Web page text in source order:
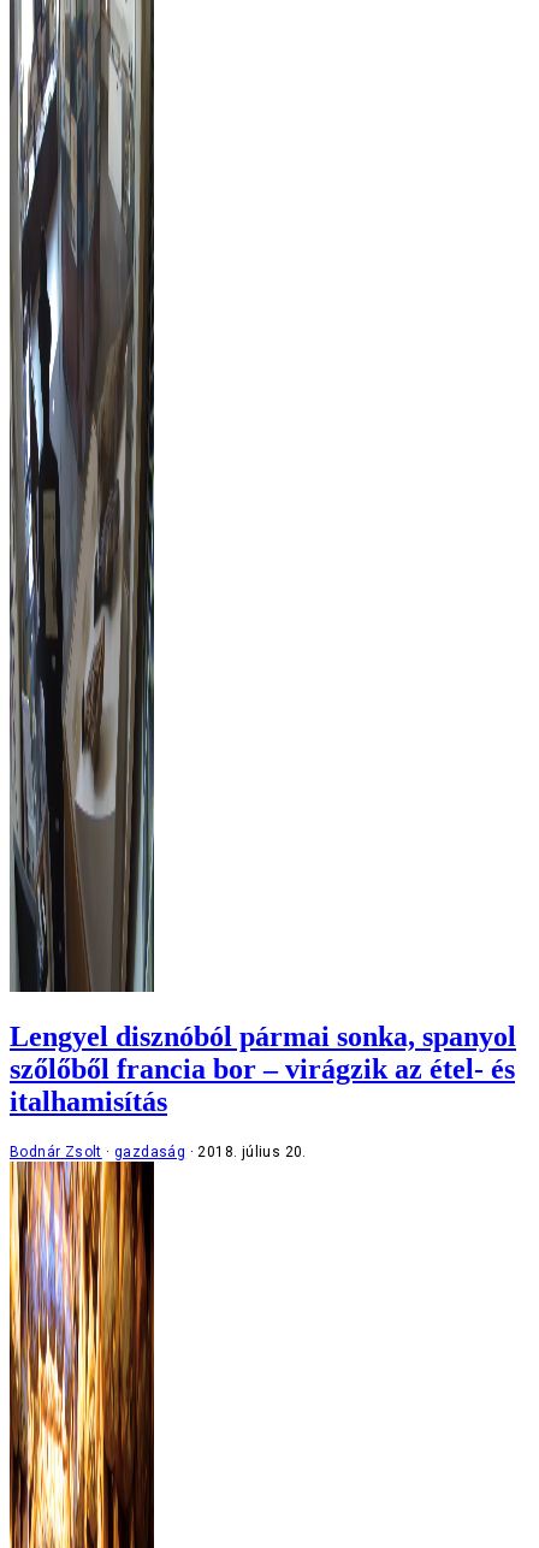
Lengyel disznóból pármai sonka, spanyol
szőlőből francia bor – virágzik az étel- és
italhamisítás
Bodnár Zsolt gazdaság 2018. július 20.